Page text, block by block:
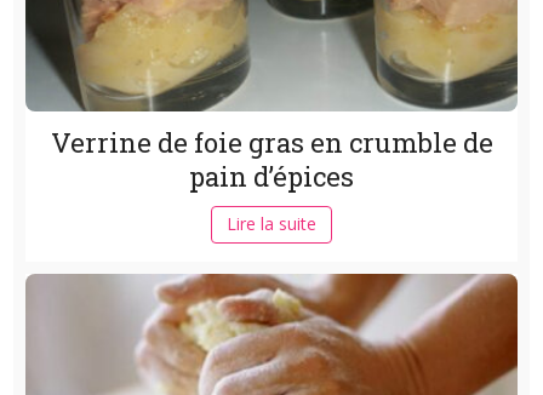
Verrine de foie gras en crumble de
pain d’épices
Lire la suite